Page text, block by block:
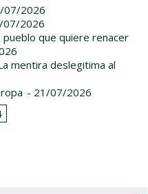
07/2026
07/2026
que quiere renacer
mentira deslegitima al
- 21/07/2026